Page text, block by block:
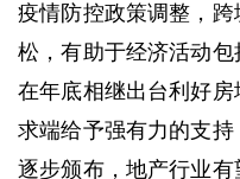
疫情防控政策调整，
松，有助于经济活动
在年底相继出台利好
求端给予强有力的支
逐步颁布，地产行业